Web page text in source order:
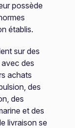
possède
établis.
sur des
des
achats
des
des
et des
livraison se